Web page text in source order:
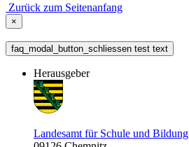
Zurück zum Seitenanfang
×
faq_modal_button_schliessen test text
Herausgeber
Landesamt für Schule und Bildung